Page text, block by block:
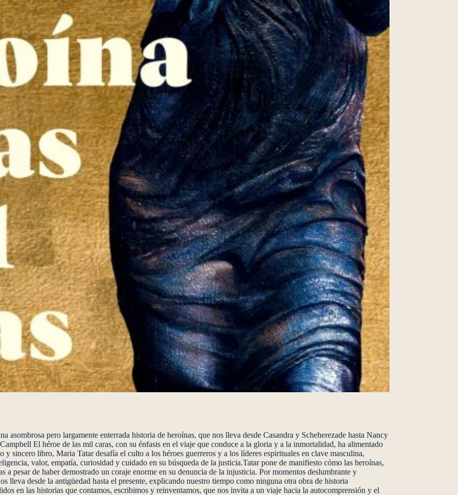
pero largamente enterrada historia de heroínas, que nos lleva desde Casandra y Scheherezade hasta Nancy
El héroe de las mil caras, con su énfasis en el viaje que conduce a la gloria y a la inmortalidad, ha alimentado
sincero libro, Maria Tatar desafía el culto a los héroes guerreros y a los líderes espirituales en clave masculina,
valor, empatía, curiosidad y cuidado en su búsqueda de la justicia.Tatar pone de manifiesto cómo las heroínas,
a pesar de haber demostrado un coraje enorme en su denuncia de la injusticia. Por momentos deslumbrante y
lleva desde la antigüedad hasta el presente, explicando nuestro tiempo como ninguna otra obra de historia
en las historias que contamos, escribimos y reinventamos, que nos invita a un viaje hacia la autocomprensión y el